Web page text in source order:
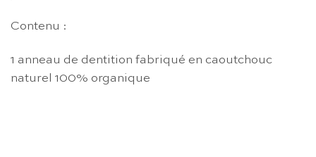
Contenu :
1 anneau de dentition fabriqué en caoutchouc
naturel 100% organique